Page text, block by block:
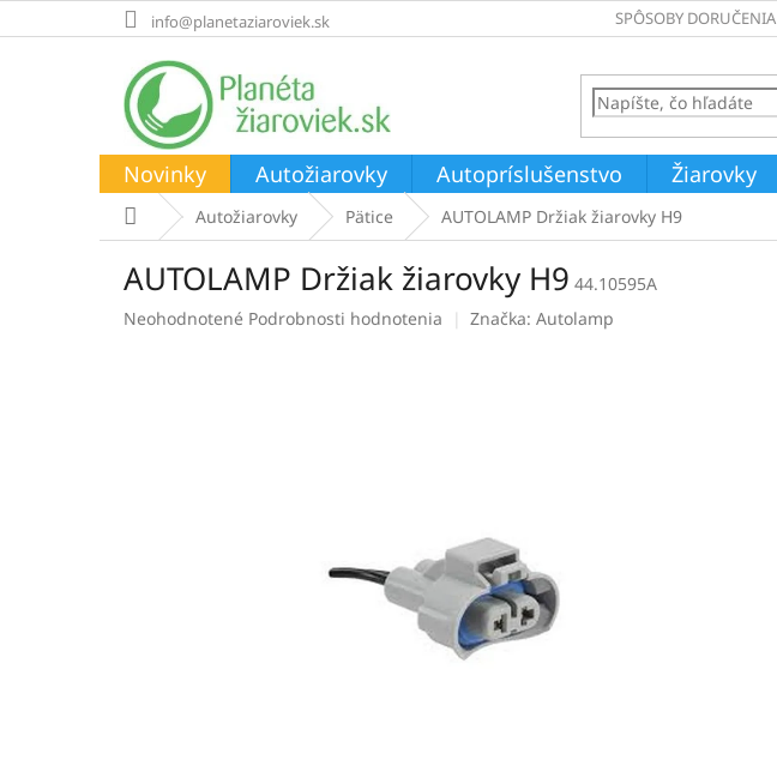
na
info@planetaziaroviek.sk SPÔSOBY DORUČENIA
Novinky Autožiarovky Autopríslušenstvo Žiarovky
DomovAutožiarovky Pätice AUTOLAMP Držiak žiarovky H9
AUTOLAMP Držiak žiarovky H9 44.10595A
Priemerné
Neohodnotené Podrobnosti hodnotenia Značka: Autolamp